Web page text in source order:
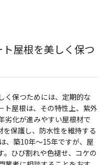
屋根を美しく保つ
く保つためには、定期的な
ト屋根は、その特性上、紫外
劣化が進みやすい屋根材で
保護し、防水性を維持する
、築10年～15年ですが、屋
。ひび割れや色褪せ、コケの